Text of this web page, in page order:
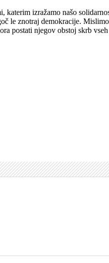
izražamo našo
znotraj demokracije.
postati njegov obstoj skrb